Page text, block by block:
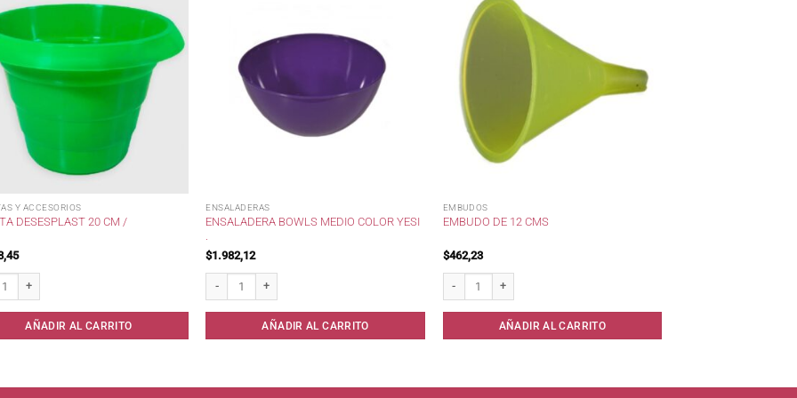
Y ACCESORIOS
DESESPLAST 20 CM /
AÑADIR AL CARRITO
ENSALADERAS
ENSALADERA BOWLS MEDIO COLOR YESI
$1.982,12
AÑADIR AL CARRITO
EMBUDOS
EMBUDO DE 12 CMS
$462,23
AÑADIR AL CARRITO